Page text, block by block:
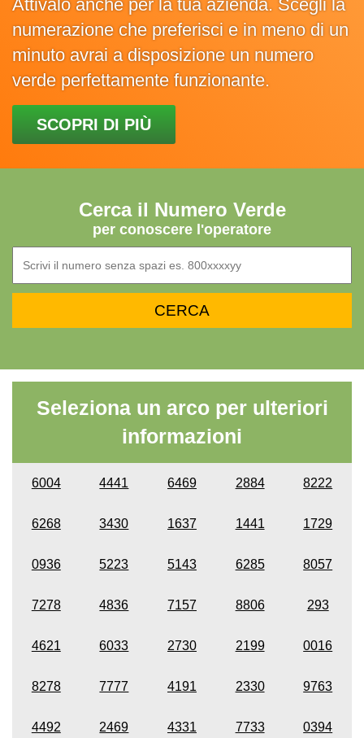
Attivalo anche per la tua azienda. Scegli la
numerazione che preferisci e in meno di un
minuto avrai a disposizione un numero
verde perfettamente funzionante.
SCOPRI DI PIÙ
Cerca il Numero Verde
per conoscere l'operatore
Seleziona un arco per ulteriori
informazioni
6004 4441 6469 2884 8222
6268 3430 1637 1441 1729
0936 5223 5143 6285 8057
7278 4836 7157 8806 293
4621 6033 2730 2199 0016
8278 7777 4191 2330 9763
4492 2469 4331 7733 0394